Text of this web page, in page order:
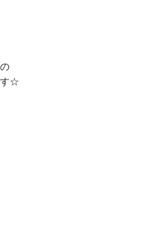
す☆